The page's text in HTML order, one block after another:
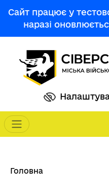
Сайт працює у
наразі
Main navigation
Рядок навіґації
Головна